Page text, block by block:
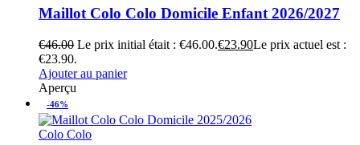
Maillot Colo Colo Domicile Enfant 2026/2027
€46.00 Le prix initial était : €46.00.€23.90Le prix actuel est :
€23.90.
Ajouter au panier
Aperçu
-46%
Colo Colo